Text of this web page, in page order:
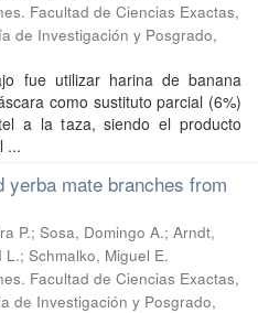
Facultad de Ciencias Exactas,
de Investigación y Posgrado,
fue utilizar harina de banana
como sustituto parcial (6%)
a la taza, siendo el producto
...
mate branches from
P.; Sosa, Domingo A.; Arndt,
Schmalko, Miguel E.
Facultad de Ciencias Exactas,
de Investigación y Posgrado,